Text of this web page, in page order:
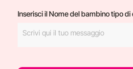
Inserisci il Nome del bambino tipo di